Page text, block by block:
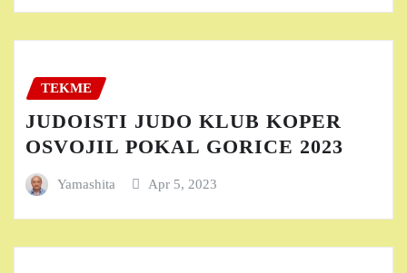
TEKME
JUDOISTI JUDO KLUB KOPER
OSVOJIL POKAL GORICE 2023
Yamashita Apr 5, 2023